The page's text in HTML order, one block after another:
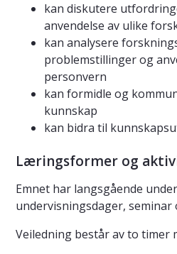
kan diskutere
anvendelse av ulike
kan analysere
problemstillinger og
personvern
kan formidle og
kunnskap
kan bidra til
Læringsformer og
Emnet har langsgående
undervisningsdager, seminar
Veiledning består av to timer